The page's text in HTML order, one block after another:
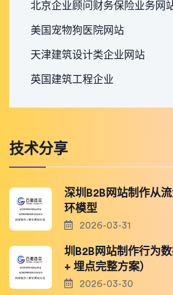
北京企业顾问财务保险业务网
美国宠物狗医院网站
天津建筑设计类企业网站
英国建筑工程企业
技术分享
深圳B2B网站制作从
环模型
2026-03-31
圳B2B网站制作行为
+ 埋点完整方案）
2026-03-30